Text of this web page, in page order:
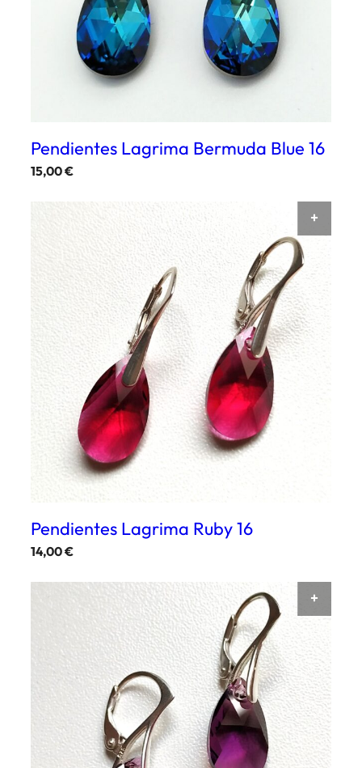
Pendientes Lagrima Bermuda Blue 16
15,00€
Pendientes Lagrima Ruby 16
14,00€